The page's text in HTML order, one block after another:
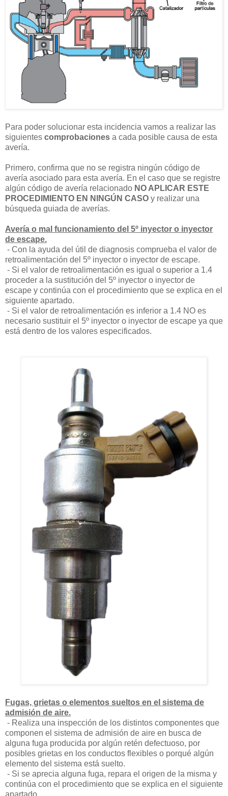
Para poder solucionar esta incidencia vamos a realizar las
siguientes comprobaciones a cada posible causa de esta
avería.
Primero, confirma que no se registra ningún código de
avería asociado para esta avería. En el caso que se registre
algún código de avería relacionado NO APLICAR ESTE
PROCEDIMIENTO EN NINGÚN CASO y realizar una
búsqueda guiada de averías.
Avería o mal funcionamiento del 5º inyector o inyector
de escape.
- Con la ayuda del útil de diagnosis comprueba el valor de
retroalimentación del 5º inyector o inyector de escape.
- Si el valor de retroalimentación es igual o superior a 1.4
proceder a la sustitución del 5º inyector o inyector de
escape y continúa con el procedimiento que se explica en el
siguiente apartado.
- Si el valor de retroalimentación es inferior a 1.4 NO es
necesario sustituir el 5º inyector o inyector de escape ya que
está dentro de los valores especificados.
Fugas, grietas o elementos sueltos en el sistema de
admisión de aire.
- Realiza una inspección de los distintos componentes que
componen el sistema de admisión de aire en busca de
alguna fuga producida por algún retén defectuoso, por
posibles grietas en los conductos flexibles o porqué algún
elemento del sistema está suelto.
- Si se aprecia alguna fuga, repara el origen de la misma y
continúa con el procedimiento que se explica en el siguiente
apartado.